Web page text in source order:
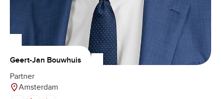
Geert-Jan Bouwhuis
Partner
Amsterdam